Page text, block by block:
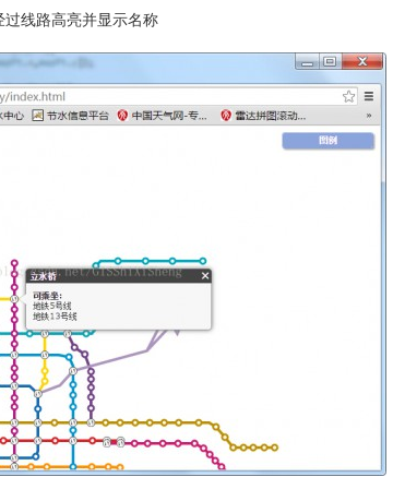
过线路高亮并显示名称